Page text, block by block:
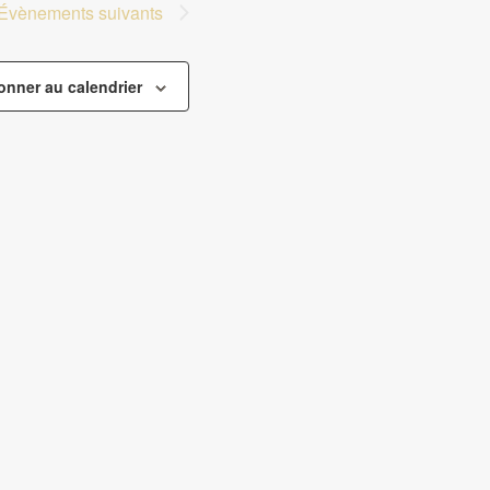
suivants
au calendrier